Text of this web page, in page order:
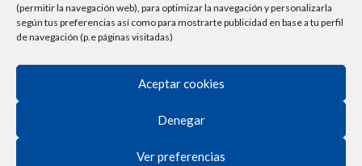
(permitir la navegación web), para optimizar la navegación y personalizarla
según tus preferencias así como para mostrarte publicidad en base a tu perfil
de navegación (p.e páginas visitadas)
Aceptar cookies
Denegar
Ver preferencias